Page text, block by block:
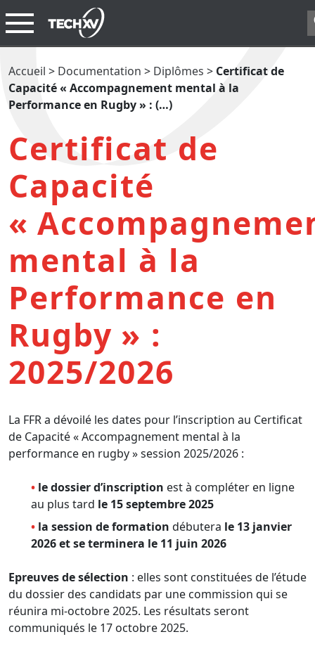
Accueil > Documentation > Diplômes > Certificat de
Capacité « Accompagnement mental à la
Performance en Rugby » : (…)
Certificat de
Capacité
«
mental à la
Performance en
Rugby » :
2025/2026
La FFR a dévoilé les dates pour l’inscription au Certificat
de Capacité «Accompagnement mental à la
performance en rugby» session 2025/2026 :
le dossier d’inscription est à compléter en ligne
au plus tard le 15 septembre 2025
la session de formation débutera le 13 janvier
2026 et se terminera le 11 juin 2026
Epreuves de sélection : elles sont constituées de l’étude
du dossier des candidats par une commission qui se
réunira mi-octobre 2025. Les résultats seront
communiqués le 17 octobre 2025.